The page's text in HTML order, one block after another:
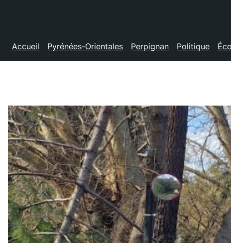
Accueil Pyrénées-Orientales Perpignan Politique